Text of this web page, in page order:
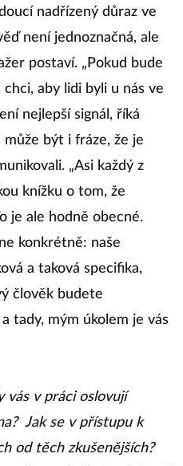
firmy
nadřízený důraz ve
není jednoznačná, ale
postaví. „Pokud bude
aby lidi byli u nás ve
nejlepší signál, říká
může být i fráze, že je
„Asi každý z
knížku o tom, že
je ale hodně obecné.
konkrétně: naše
a taková specifika,
člověk budete
tady, mým úkolem je vás
vás v práci oslovují
Jak se v přístupu k
od těch zkušenějších?